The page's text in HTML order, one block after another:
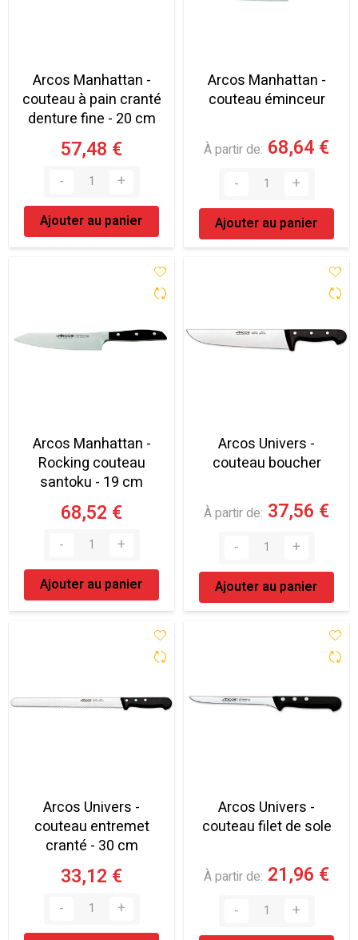
Arcos Manhattan -
couteau à pain cranté
denture fine - 20 cm
57,48 €
Ajouter au panier
Arcos Manhattan -
couteau éminceur
À partir de 68,64 €
Ajouter au panier
Arcos Manhattan -
Rocking couteau
santoku - 19 cm
68,52 €
Ajouter au panier
Arcos Univers -
couteau boucher
À partir de 37,56 €
Ajouter au panier
Arcos Univers -
couteau entremet
cranté - 30 cm
33,12 €
Arcos Univers -
couteau filet de sole
À partir de 21,96 €